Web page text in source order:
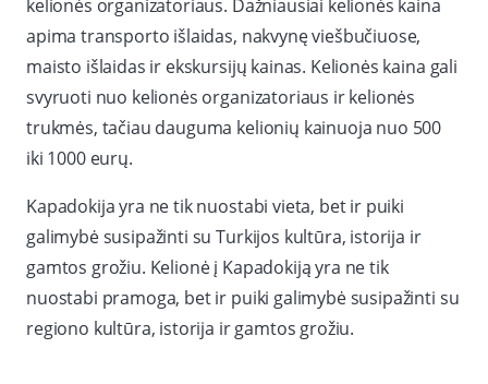
kelionės organizatoriaus. Dažniausiai kelionės kaina
apima transporto išlaidas, nakvynę viešbučiuose,
maisto išlaidas ir ekskursijų kainas. Kelionės kaina gali
svyruoti nuo kelionės organizatoriaus ir kelionės
trukmės, tačiau dauguma kelionių kainuoja nuo 500
iki 1000 eurų.
Kapadokija yra ne tik nuostabi vieta, bet ir puiki
galimybė susipažinti su Turkijos kultūra, istorija ir
gamtos grožiu. Kelionė į Kapadokiją yra ne tik
nuostabi pramoga, bet ir puiki galimybė susipažinti su
regiono kultūra, istorija ir gamtos grožiu.